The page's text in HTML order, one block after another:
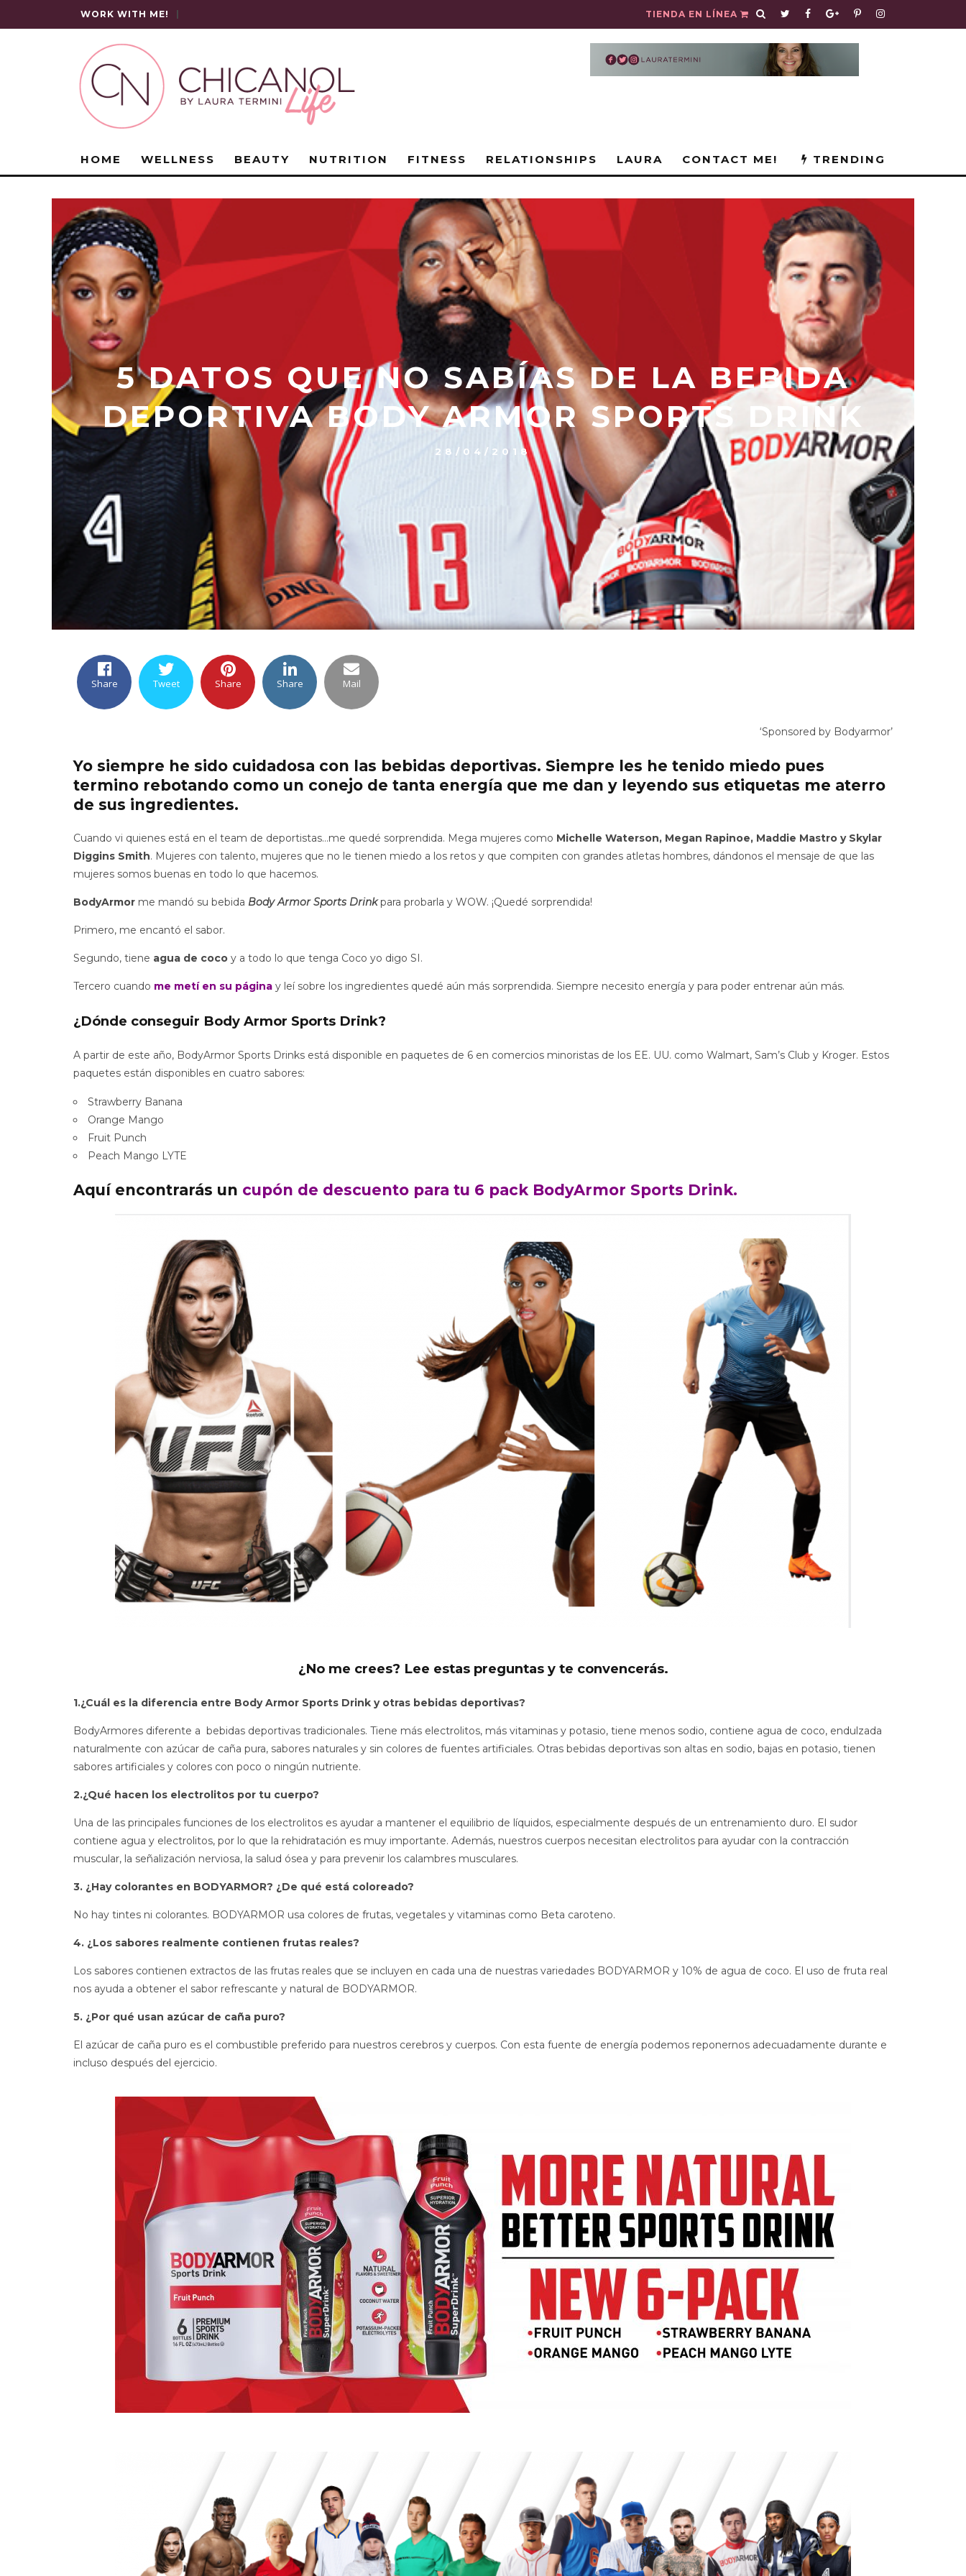
WORK WITH ME! TIENDA EN LÍNEA
HOME WELLNESS BEAUTY NUTRITION FITNESS RELATIONSHIPS LAURA CONTACT ME! TRENDING
5 DATOS QUE NO SABÍAS DE LA BEBIDA
DEPORTIVA BODY ARMOR SPORTS DRINK
28/04/2018
Share Tweet Share Share Mail
‘Sponsored by Bodyarmor’
Yo siempre he sido cuidadosa con las bebidas deportivas. Siempre les he tenido miedo pues
termino rebotando como un conejo de tanta energía que me dan y leyendo sus etiquetas me aterro
de sus ingredientes.
Cuando vi quienes está en el team de deportistas…me quedé sorprendida. Mega mujeres como Michelle Waterson, Megan Rapinoe, Maddie Mastro y Skylar
Diggins Smith. Mujeres con talento, mujeres que no le tienen miedo a los retos y que compiten con grandes atletas hombres, dándonos el mensaje de que las
mujeres somos buenas en todo lo que hacemos.
BodyArmor me mandó su bebida Body Armor Sports Drink para probarla y WOW. ¡Quedé sorprendida!
Primero, me encantó el sabor.
Segundo, tiene agua de coco y a todo lo que tenga Coco yo digo SI.
Tercero cuando me metí en su página y leí sobre los ingredientes quedé aún más sorprendida. Siempre necesito energía y para poder entrenar aún más.
¿Dónde conseguir Body Armor Sports Drink?
A partir de este año, BodyArmor Sports Drinks está disponible en paquetes de 6 en comercios minoristas de los EE. UU. como Walmart, Sam’s Club y Kroger. Estos
paquetes están disponibles en cuatro sabores:
Strawberry Banana
Orange Mango
Fruit Punch
Peach Mango LYTE
Aquí encontrarás un cupón de descuento para tu 6 pack BodyArmor Sports Drink.
¿No me crees? Lee estas preguntas y te convencerás.
1.¿Cuál es la diferencia entre Body Armor Sports Drink y otras bebidas deportivas?
BodyArmores diferente a bebidas deportivas tradicionales. Tiene más electrolitos, más vitaminas y potasio, tiene menos sodio, contiene agua de coco, endulzada
naturalmente con azúcar de caña pura, sabores naturales y sin colores de fuentes artificiales. Otras bebidas deportivas son altas en sodio, bajas en potasio, tienen
sabores artificiales y colores con poco o ningún nutriente.
2.¿Qué hacen los electrolitos por tu cuerpo?
Una de las principales funciones de los electrolitos es ayudar a mantener el equilibrio de líquidos, especialmente después de un entrenamiento duro. El sudor
contiene agua y electrolitos, por lo que la rehidratación es muy importante. Además, nuestros cuerpos necesitan electrolitos para ayudar con la contracción
muscular, la señalización nerviosa, la salud ósea y para prevenir los calambres musculares.
3. ¿Hay colorantes en BODYARMOR? ¿De qué está coloreado?
No hay tintes ni colorantes. BODYARMOR usa colores de frutas, vegetales y vitaminas como Beta caroteno.
4. ¿Los sabores realmente contienen frutas reales?
Los sabores contienen extractos de las frutas reales que se incluyen en cada una de nuestras variedades BODYARMOR y 10% de agua de coco. El uso de fruta real
nos ayuda a obtener el sabor refrescante y natural de BODYARMOR.
5. ¿Por qué usan azúcar de caña puro?
El azúcar de caña puro es el combustible preferido para nuestros cerebros y cuerpos. Con esta fuente de energía podemos reponernos adecuadamente durante e
incluso después del ejercicio.